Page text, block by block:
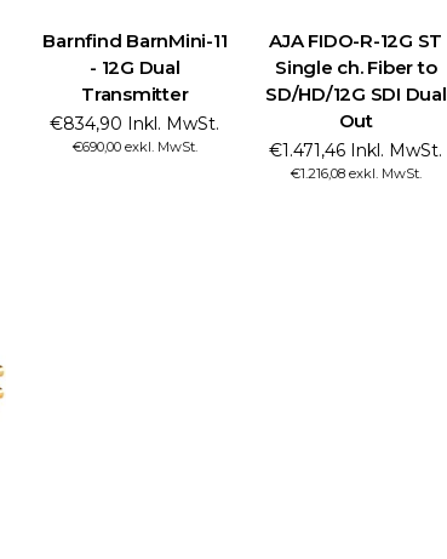
Barnfind BarnMini-11
- 12G Dual
Transmitter
€834,90 Inkl. MwSt.
€690,00 exkl. MwSt.
AJA FIDO-R-12G ST
Single ch. Fiber to
SD/HD/12G SDI Dual
Out
€1.471,46 Inkl. MwSt.
€1.216,08 exkl. MwSt.